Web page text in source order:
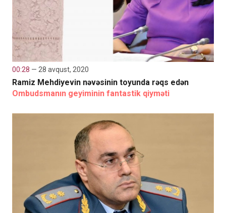
00:28 — 28 avqust, 2020
Ramiz Mehdiyevin nəvəsinin toyunda rəqs edən
Ombudsmanın geyiminin fantastik qiyməti